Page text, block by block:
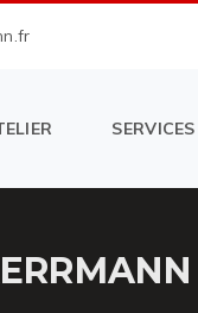
SERVICES